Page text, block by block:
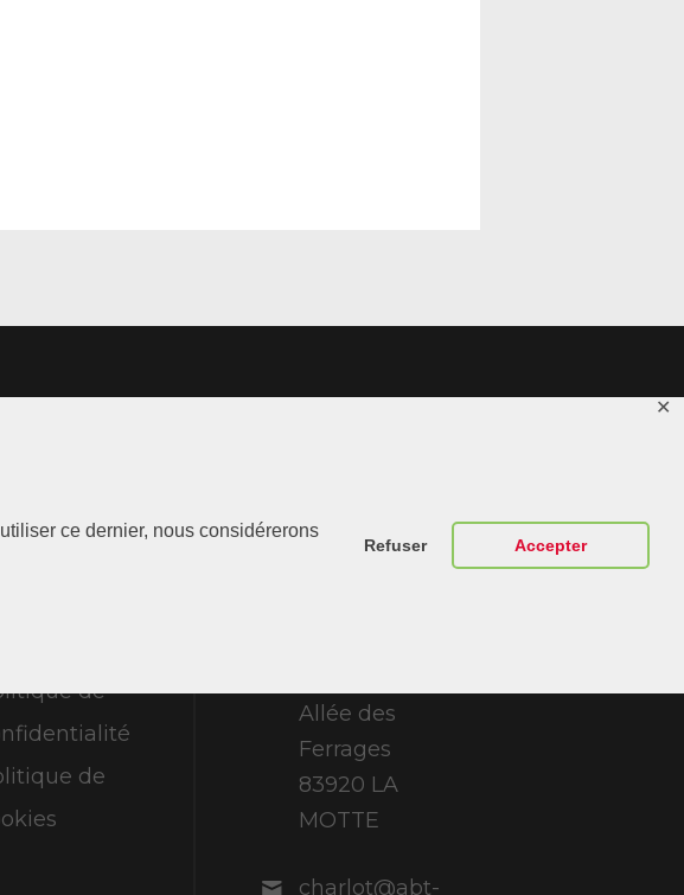
ce dernier, nous considérerons
Refuser Accepter
✕
de
de
Nous
Allée des
Ferrages
83920 LA
MOTTE
charlot@abt-